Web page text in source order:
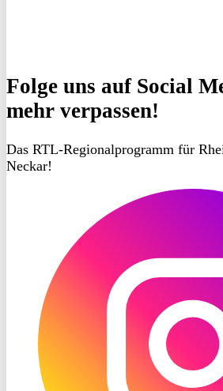
Folge uns auf Social
mehr verpassen!
Das RTL-Regionalprogramm für
Neckar!
Instagram